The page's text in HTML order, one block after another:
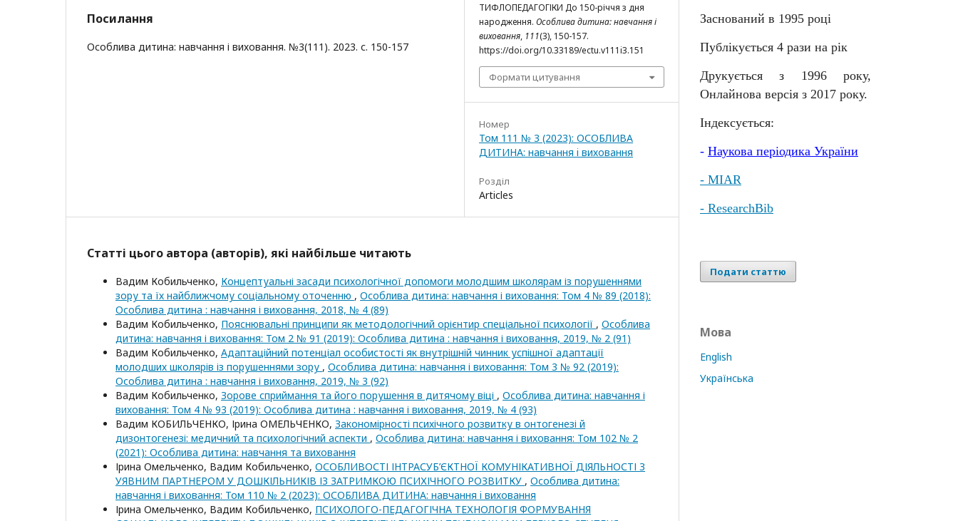
Посилання
Особлива дитина: навчання і виховання. №3(111). 2023. с. 150-157
ТИФЛОПЕДАГОГІКИ До 150-річчя з дня
народження. Особлива дитина: навчання і
виховання, 111(3), 150-157.
https://doi.org/10.33189/ectu.v111i3.151
Формати цитування
Номер
Том 111 № 3 (2023): ОСОБЛИВА
ДИТИНА: навчання i виховання
Розділ
Articles
Статті цього автора (авторів), які найбільше читають
Вадим Кобильченко, Концептуальні засади психологічної допомоги молодшим школярам із порушеннями
зору та їх найближчому соціальному оточенню , Особлива дитина: навчання і виховання: Том 4 № 89 (2018):
Особлива дитина : навчання і виховання, 2018, № 4 (89)
Вадим Кобильченко, Пояснювальні принципи як методологічний орієнтир спеціальної психології , Особлива
дитина: навчання і виховання: Том 2 № 91 (2019): Особлива дитина : навчання і виховання, 2019, № 2 (91)
Вадим Кобильченко, Адаптаційний потенціал особистості як внутрішній чинник успішної адаптації
молодших школярів із порушеннями зору , Особлива дитина: навчання і виховання: Том 3 № 92 (2019):
Особлива дитина : навчання і виховання, 2019, № 3 (92)
Вадим Кобильченко, Зорове сприймання та його порушення в дитячому віці , Особлива дитина: навчання і
виховання: Том 4 № 93 (2019): Особлива дитина : навчання і виховання, 2019, № 4 (93)
Вадим КОБИЛЬЧЕНКО, Ірина ОМЕЛЬЧЕНКО, Закономірності психічного розвитку в онтогенезі й
дизонтогенезі: медичний та психологічний аспекти , Особлива дитина: навчання і виховання: Том 102 № 2
(2021): Особлива дитина: навчання та виховання
Ірина Омельченко, Вадим Кобильченко, ОСОБЛИВОСТІ ІНТРАСУБ’ЄКТНОЇ КОМУНІКАТИВНОЇ ДІЯЛЬНОСТІ З
УЯВНИМ ПАРТНЕРОМ У ДОШКІЛЬНИКІВ ІЗ ЗАТРИМКОЮ ПСИХІЧНОГО РОЗВИТКУ , Особлива дитина:
навчання і виховання: Том 110 № 2 (2023): ОСОБЛИВА ДИТИНА: навчання i виховання
Ірина Омельченко, Вадим Кобильченко, ПСИХОЛОГО-ПЕДАГОГІЧНА ТЕХНОЛОГІЯ ФОРМУВАННЯ
Заснований в 1995 році
Публікується 4 рази на рік
Друкується з 1996 року,
Онлайнова версія з 2017 року.
Індексується:
- Наукова періодика України
- MIAR
- ResearchBib
Подати статтю
Мова
English
Українська